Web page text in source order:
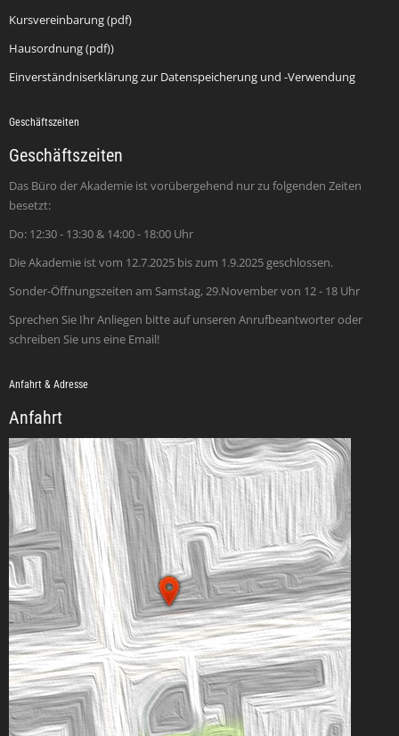
Kursvereinbarung (pdf)
Hausordnung (pdf))
Einverständniserklärung zur Datenspeicherung und -Verwendung
Geschäftszeiten
Geschäftszeiten
Das Büro der Akademie ist vorübergehend nur zu folgenden Zeiten
besetzt:
Do: 12:30 - 13:30 & 14:00 - 18:00 Uhr
Die Akademie ist vom 12.7.2025 bis zum 1.9.2025 geschlossen.
Sonder-Öffnungszeiten am Samstag, 29.November von 12 - 18 Uhr
Sprechen Sie Ihr Anliegen bitte auf unseren Anrufbeantworter oder
schreiben Sie uns eine Email!
Anfahrt & Adresse
Anfahrt